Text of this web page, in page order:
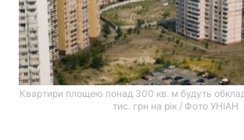
Квартири площею понад 300 кв. м будуть
тис. грн на рік / Фото УНІАН